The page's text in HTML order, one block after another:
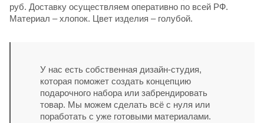
руб. Доставку осуществляем оперативно по всей РФ.
Материал – хлопок. Цвет изделия – голубой.
У нас есть собственная дизайн-студия,
которая поможет создать концепцию
подарочного набора или забрендировать
товар. Мы можем сделать всё с нуля или
поработать с уже готовыми материалами.